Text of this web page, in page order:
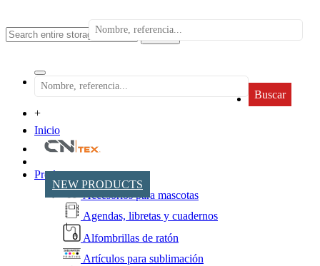
search
Buscar
+
Inicio
NEW PRODUCTS
Productos
Accesorios para mascotas
Agendas, libretas y cuadernos
Alfombrillas de ratón
Artículos para sublimación